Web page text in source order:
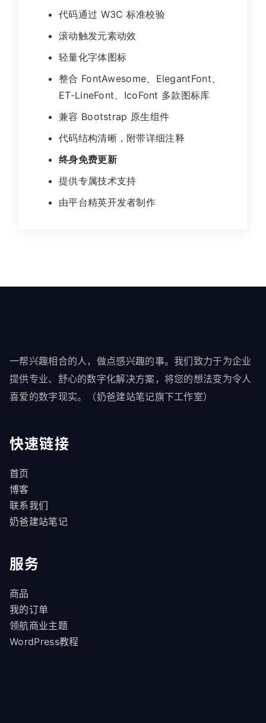
代码通过 W3C 标准校验
滚动触发元素动效
轻量化字体图标
整合 FontAwesome、ElegantFont、
ET-LineFont、IcoFont 多款图标库
兼容 Bootstrap 原生组件
代码结构清晰，附带详细注释
终身免费更新
提供专属技术支持
由平台精英开发者制作
一帮兴趣相合的人，做点感兴趣的事。我们致力于为企业
提供专业、舒心的数字化解决方案，将您的想法变为令人
喜爱的数字现实。（奶爸建站笔记旗下工作室）
快速链接
首页
博客
联系我们
奶爸建站笔记
服务
商品
我的订单
领航商业主题
WordPress教程